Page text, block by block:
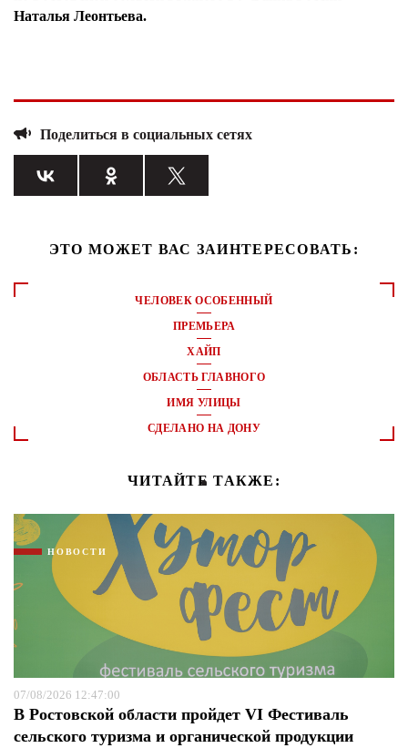
Наталья Леонтьева.
Поделиться в социальных сетях
ЭТО МОЖЕТ ВАС ЗАИНТЕРЕСОВАТЬ:
ЧЕЛОВЕК ОСОБЕННЫЙ
ПРЕМЬЕРА
ХАЙП
ОБЛАСТЬ ГЛАВНОГО
ИМЯ УЛИЦЫ
СДЕЛАНО НА ДОНУ
ЧИТАЙТЕ ТАКЖЕ:
НОВОСТИ
07/08/2026 12:47:00
В Ростовской области пройдет VI Фестиваль
сельского туризма и органической продукции